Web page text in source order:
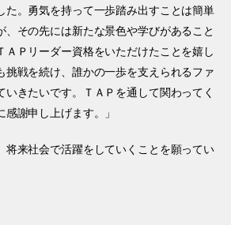
た。勇気を持って一歩踏み出すことは簡単
、その先には新たな景色や学びがあること
ＡＰリーダー資格をいただけたことを嬉し
挑戦を続け、誰かの一歩を支えられるファ
きたいです。ＴＡＰを通して関わってく
謝申し上げます。」
将来社会で活躍をしていくことを願ってい